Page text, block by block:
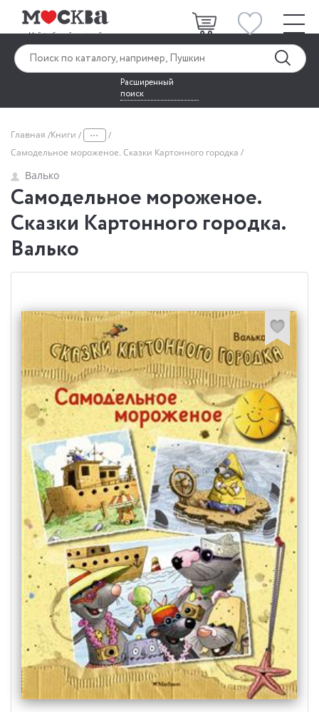
Расширенный
поиск
Главная Книги ...
Самодельное мороженое. Сказки Картонного городка
Валько
Самодельное мороженое.
Сказки Картонного городка.
Валько